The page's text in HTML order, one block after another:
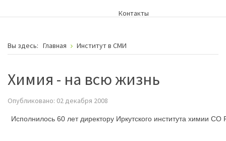
Контакты
Вы здесь: Главная Институт в СМИ
Химия - на всю жизнь
Опубликовано: 02 декабря 2008
Исполнилось 60 лет директору Иркутского института химии